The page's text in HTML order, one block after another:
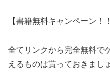
【書籍無料キャンペーン！
全てリンクから完全無料で
えるものは貰っておきまし